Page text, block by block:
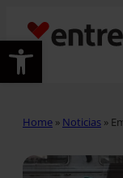
Abrir barra de
Home » Noticias »